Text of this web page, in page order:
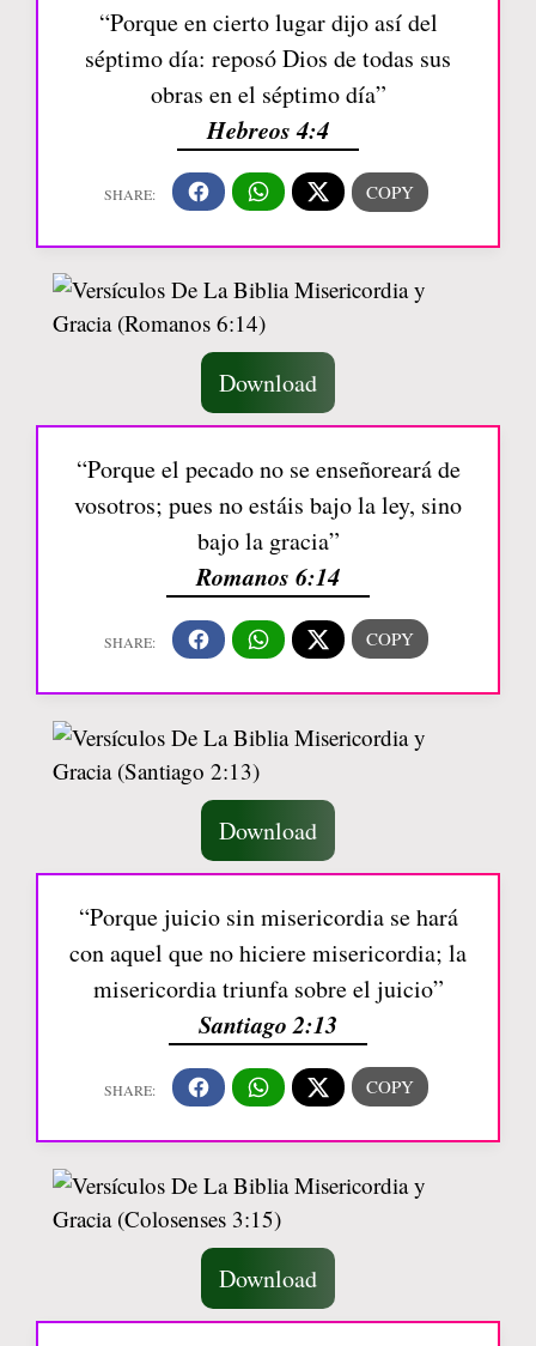
“Porque en cierto lugar dijo así del
séptimo día: reposó Dios de todas sus
obras en el séptimo día”
Hebreos 4:4
Download
“Porque el pecado no se enseñoreará de
vosotros; pues no estáis bajo la ley, sino
bajo la gracia”
Romanos 6:14
Download
“Porque juicio sin misericordia se hará
con aquel que no hiciere misericordia; la
misericordia triunfa sobre el juicio”
Santiago 2:13
Download